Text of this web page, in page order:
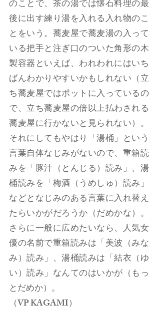
のことで、茶の湯では懐石料理の最
後に出す練り湯を入れる入れ物のこ
とをいう。蕎麦屋で蕎麦湯の入って
いる把手と注ぎ口のついた角形の木
製容器といえば、われわれにはいち
ばんわかりやすいかもしれない（立
ち蕎麦屋ではポットに入っているの
で、立ち蕎麦屋の倍以上払わされる
蕎麦屋に行かないと見られない）。
それにしてもやはり「湯桶」という
言葉自体なじみがないので、重箱読
みを「豚汁（とんじる）読み」、湯
桶読みを「梅酒（うめしゅ）読み」
などとなじみのある言葉に入れ替え
たらいかがだろうか（だめかな）。
さらに一般に広めたいなら、人気女
優の名前で重箱読みは「美波（みな
み）読み」、湯桶読みは「結衣（ゆ
い）読み」なんてのはいかが（もっ
とだめか）。
​（VP KAGAMI）